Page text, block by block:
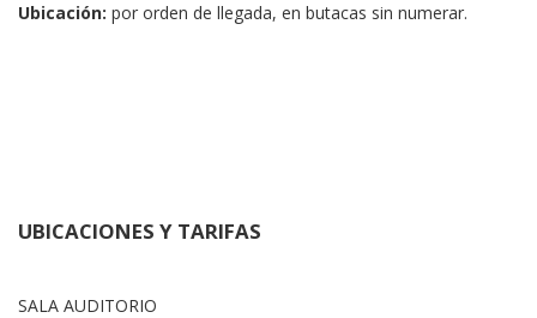
Ubicación: por orden de llegada, en butacas sin numerar.
UBICACIONES Y TARIFAS
SALA AUDITORIO